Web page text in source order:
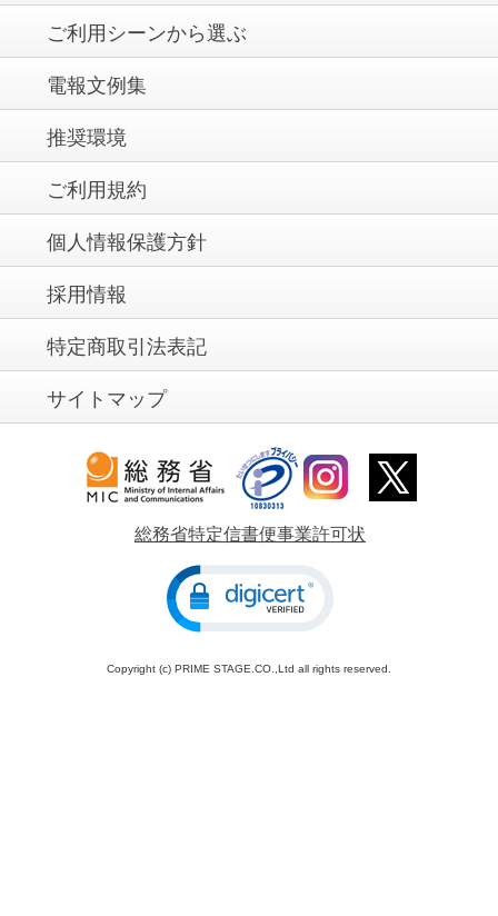
ご利用シーンから選ぶ
電報文例集
推奨環境
ご利用規約
個人情報保護方針
採用情報
特定商取引法表記
サイトマップ
総務省特定信書便事業許可状
Copyright (c) PRIME STAGE.CO.,Ltd all rights reserved.